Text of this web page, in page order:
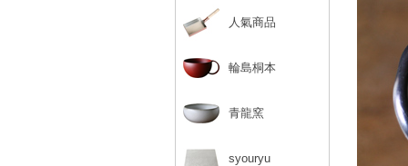
人氣商品
輪島桐本
青龍窯
syouryu